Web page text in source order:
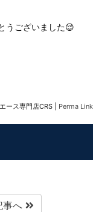
うございました😌
ース専門店CRS Perma Link
事へ